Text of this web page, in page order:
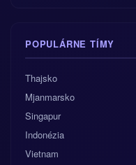
POPULÁRNE TÍMY
Thajsko
Mjanmarsko
Singapur
Indonézia
Vietnam